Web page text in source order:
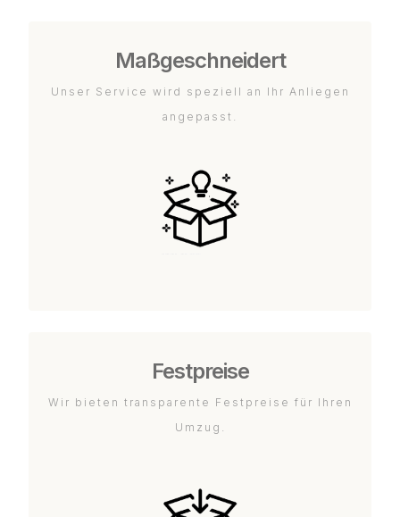
Maßgeschneidert
Unser Service wird speziell an Ihr Anliegen
angepasst.
Festpreise
Wir bieten transparente Festpreise für Ihren
Umzug.